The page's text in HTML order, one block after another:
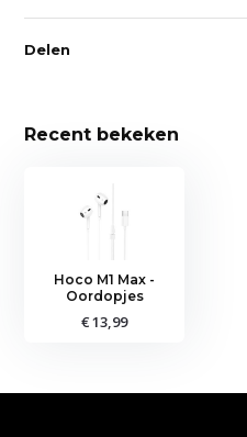
Delen
Recent bekeken
Hoco M1 Max -
Oordopjes
€ 13,99